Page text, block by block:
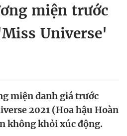
Magazine
miện trước
Universe'
miện danh giá trước
2021 (Hoa hậu Hoàn
không khỏi xúc động.